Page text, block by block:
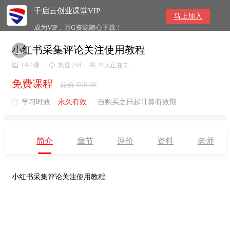
千启云创业课堂VIP
成为VIP，万G资源随心下载！
马上加入

小红书采集评论关注使用教程
 1章1课  热度 254  21人正在学
免费课程 原价 ¥99.00
 学习时效 : 永久有效 自购买之日起计算有效期
简介 章节 评价 资料 老师
小红书采集评论关注使用教程